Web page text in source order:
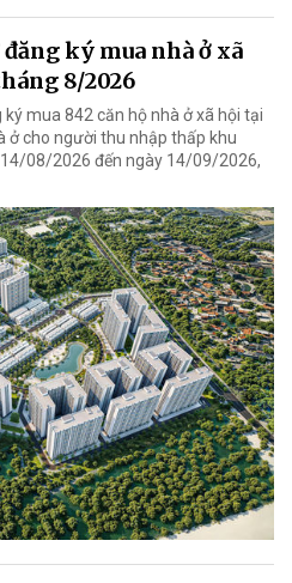
ký mua nhà ở xã
8/2026
mua 842 căn hộ nhà ở xã hội tại
ở cho người thu nhập thấp khu
08/2026 đến ngày 14/09/2026,